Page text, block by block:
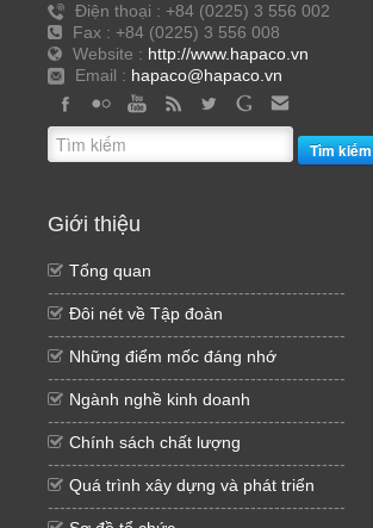
Điện thoại : +84 (0225) 3 556 002
Fax : +84 (0225) 3 556 008
Website : http://www.hapaco.vn
Email : hapaco@hapaco.vn
Tìm kiếm
Giới thiệu
Tổng quan
--------------------------------------------------
Đôi nét về Tập đoàn
--------------------------------------------------
Những điểm mốc đáng nhớ
--------------------------------------------------
Ngành nghề kinh doanh
--------------------------------------------------
Chính sách chất lượng
--------------------------------------------------
Quá trình xây dựng và phát triển
--------------------------------------------------